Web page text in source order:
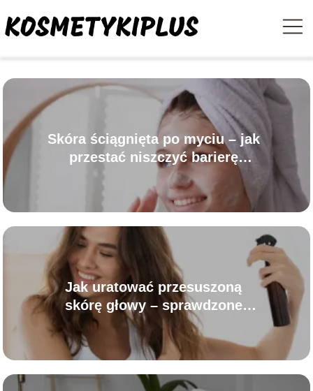
Skóra ściągnięta po myciu – jak
przestać niszczyć barierę
hydrolipidową
Jak uratować przesuszoną
skórę głowy – sprawdzone
sposoby na podrażnienia